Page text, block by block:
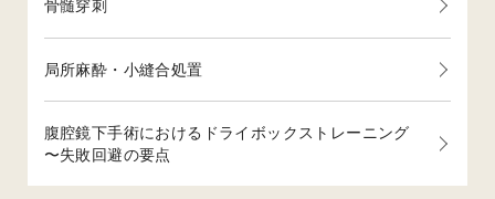
骨髄穿刺
局所麻酔・小縫合処置
腹腔鏡下手術におけるドライボックストレーニング
〜失敗回避の要点